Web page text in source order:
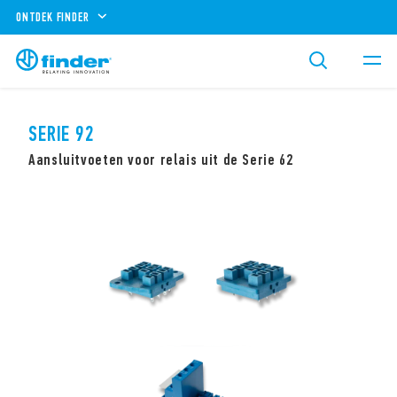
ONTDEK FINDER
SERIE 92
Aansluitvoeten voor relais uit de Serie 62